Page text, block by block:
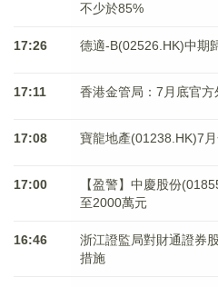
不少於85%
17:26 德適-B(02526.HK)中期
17:11 香港金管局：7月底官
17:08 寶龍地產(01238.HK)7
17:00
【盈警】中慶股份
至2000萬元
16:46
浙江證監局對財通證券
措施